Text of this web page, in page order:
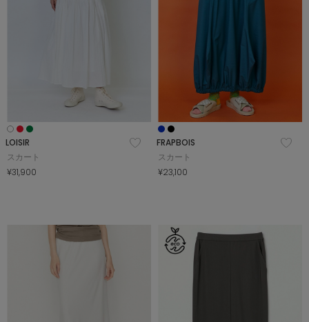
LOISIR
スカート
¥31,900
FRAPBOIS
スカート
¥23,100